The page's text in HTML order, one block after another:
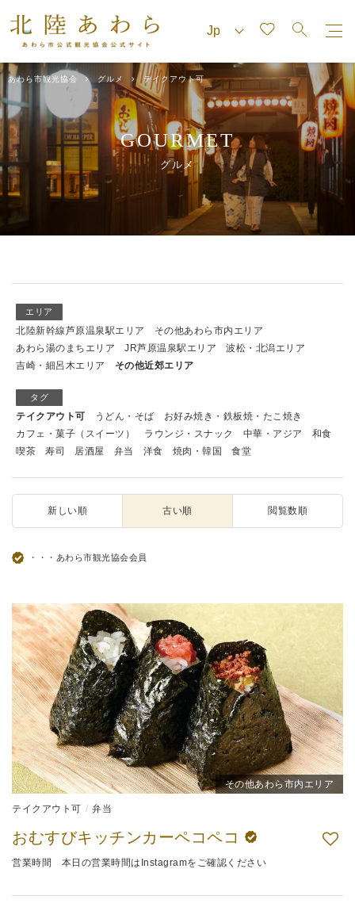
あわら市観光協会 グルメ テイクアウト可
GOURMET
グルメ
エリア
北陸新幹線芦原温泉駅エリア
その他あわら市内エリア
あわら湯のまちエリア
JR芦原温泉駅エリア
波松・北潟エリア
吉崎・細呂木エリア
その他近郊エリア
タグ
テイクアウト可 うどん・そば
お好み焼き・鉄板焼・たこ焼き
カフェ・菓子（スイーツ）
ラウンジ・スナック 中華・アジア
和食
喫茶
寿司 居酒屋 弁当 洋食 焼肉・韓国 食堂
新しい順 古い順 閲覧数順
・・・あわら市観光協会会員
その他あわら市内エリア
テイクアウト可 弁当
おむすびキッチンカーペコペコ
営業時間 本日の営業時間はInstagramをご確認ください